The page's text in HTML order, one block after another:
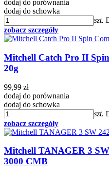
dodaj do porównania
dodaj do schowka
szt.
zobacz szczegóły
Mitchell Catch Pro II
20g
99,99 zł
dodaj do porównania
dodaj do schowka
szt.
zobacz szczegóły
Mitchell TANAGER 3
3000 CMB